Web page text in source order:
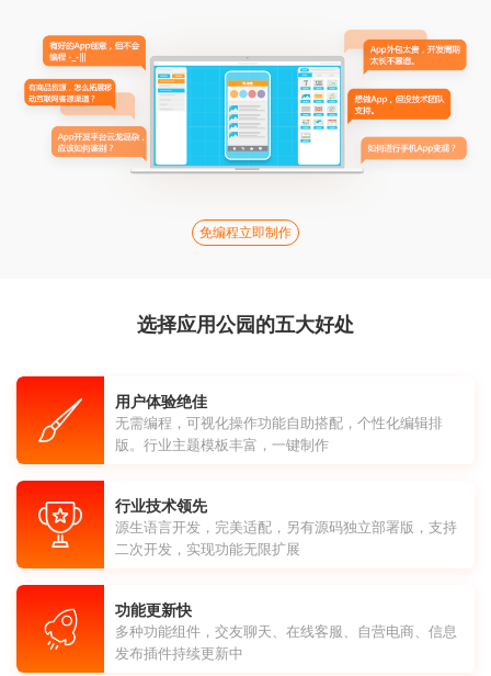
免编程立即制作
选择应用公园的五大好处
用户体验绝佳
无需编程，可视化操作功能自助搭配，个性化编辑排
版。行业主题模板丰富，一键制作
行业技术领先
源生语言开发，完美适配，另有源码独立部署版，支持
二次开发，实现功能无限扩展
功能更新快
多种功能组件，交友聊天、在线客服、自营电商、信息
发布插件持续更新中